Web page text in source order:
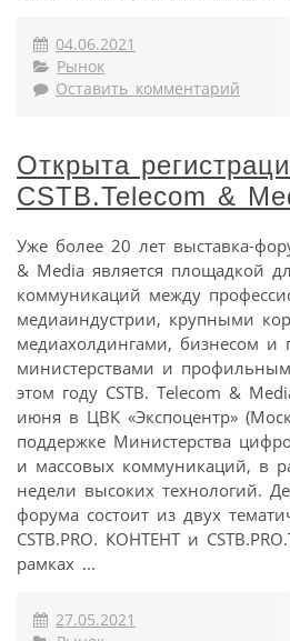
04.06.2021
Рынок
Оставить комментарий
Открыта
CSTB.Telecom &
Уже более 20 лет выставка-
& Media является площадкой
коммуникаций между
медиаиндустрии, крупными
медиахолдингами, бизнесом и
министерствами и
этом году CSTB. Telecom &
июня в ЦВК «Экспоцентр»
поддержке Министерства
и массовых коммуникаций, в
недели высоких технологий.
форума состоит из двух
CSTB.PRO. КОНТЕНТ и
рамках ...
27.05.2021